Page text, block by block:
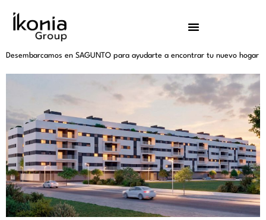
Categoría:
Desembarcamos en SAGUNTO para ayudarte a encontrar tu nuevo hogar